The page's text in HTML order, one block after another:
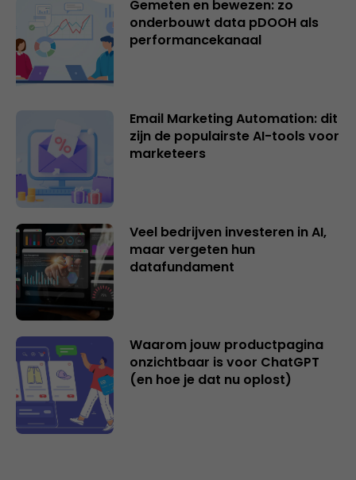
Gemeten en bewezen: zo
onderbouwt data pDOOH als
performancekanaal
Email Marketing Automation: dit
zijn de populairste AI-tools voor
marketeers
Veel bedrijven investeren in AI,
maar vergeten hun
datafundament
Waarom jouw productpagina
onzichtbaar is voor ChatGPT
(en hoe je dat nu oplost)